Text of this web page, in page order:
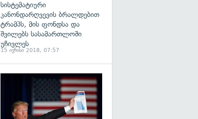
სისტემატიური
კანონდარღვევის ბრალდებით
ტრამპს, მის ფონდსა და
შვილებს სასამართლოში
უჩივლეს
15 ივნისი 2018, 07:57